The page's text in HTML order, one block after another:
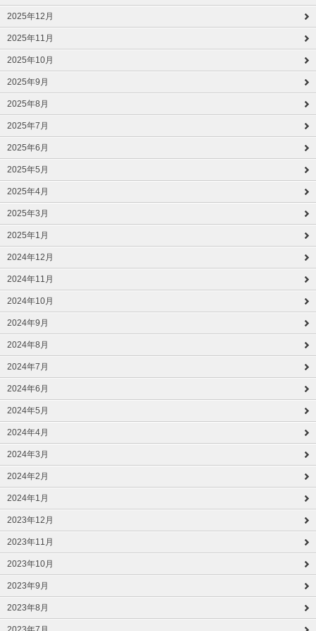
2025年12月
2025年11月
2025年10月
2025年9月
2025年8月
2025年7月
2025年6月
2025年5月
2025年4月
2025年3月
2025年1月
2024年12月
2024年11月
2024年10月
2024年9月
2024年8月
2024年7月
2024年6月
2024年5月
2024年4月
2024年3月
2024年2月
2024年1月
2023年12月
2023年11月
2023年10月
2023年9月
2023年8月